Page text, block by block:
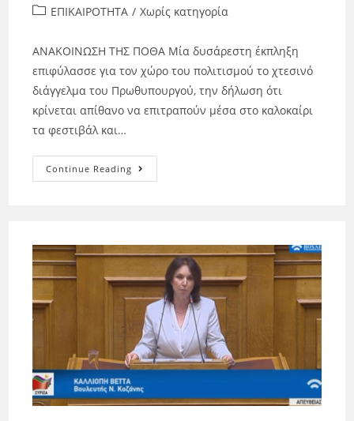
ΕΠΙΚΑΙΡΟΤΗΤΑ / Χωρίς κατηγορία
ΑΝΑΚΟΙΝΩΣΗ ΤΗΣ ΠΟΘΑ Μία δυσάρεστη έκπληξη
επιφύλασσε για τον χώρο του πολιτισμού το χτεσινό
διάγγελμα του Πρωθυπουργού, την δήλωση ότι
κρίνεται απίθανο να επιτραπούν μέσα στο καλοκαίρι
τα φεστιβάλ και…
Continue Reading